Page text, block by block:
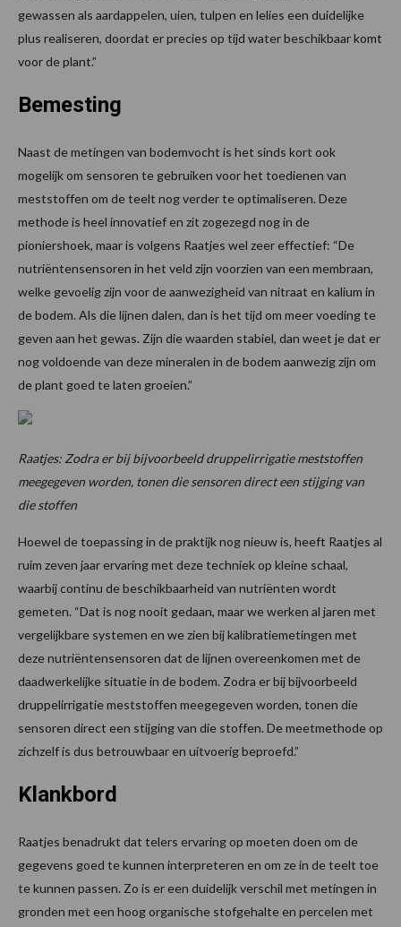
gewassen als aardappelen, uien, tulpen en lelies een duidelijke
plus realiseren, doordat er precies op tijd water beschikbaar komt
voor de plant.”
Bemesting
Naast de metingen van bodemvocht is het sinds kort ook
mogelijk om sensoren te gebruiken voor het toedienen van
meststoffen om de teelt nog verder te optimaliseren. Deze
methode is heel innovatief en zit zogezegd nog in de
pioniershoek, maar is volgens Raatjes wel zeer effectief: “De
nutriëntensensoren in het veld zijn voorzien van een membraan,
welke gevoelig zijn voor de aanwezigheid van nitraat en kalium in
de bodem. Als die lijnen dalen, dan is het tijd om meer voeding te
geven aan het gewas. Zijn die waarden stabiel, dan weet je dat er
nog voldoende van deze mineralen in de bodem aanwezig zijn om
de plant goed te laten groeien.”
Raatjes: Zodra er bij bijvoorbeeld druppelirrigatie meststoffen
meegegeven worden, tonen die sensoren direct een stijging van
die stoffen
Hoewel de toepassing in de praktijk nog nieuw is, heeft Raatjes al
ruim zeven jaar ervaring met deze techniek op kleine schaal,
waarbij continu de beschikbaarheid van nutriënten wordt
gemeten. “Dat is nog nooit gedaan, maar we werken al jaren met
vergelijkbare systemen en we zien bij kalibratiemetingen met
deze nutriëntensensoren dat de lijnen overeenkomen met de
daadwerkelijke situatie in de bodem. Zodra er bij bijvoorbeeld
druppelirrigatie meststoffen meegegeven worden, tonen die
sensoren direct een stijging van die stoffen. De meetmethode op
zichzelf is dus betrouwbaar en uitvoerig beproefd.”
Klankbord
Raatjes benadrukt dat telers ervaring op moeten doen om de
gegevens goed te kunnen interpreteren en om ze in de teelt toe
te kunnen passen. Zo is er een duidelijk verschil met metingen in
gronden met een hoog organische stofgehalte en percelen met